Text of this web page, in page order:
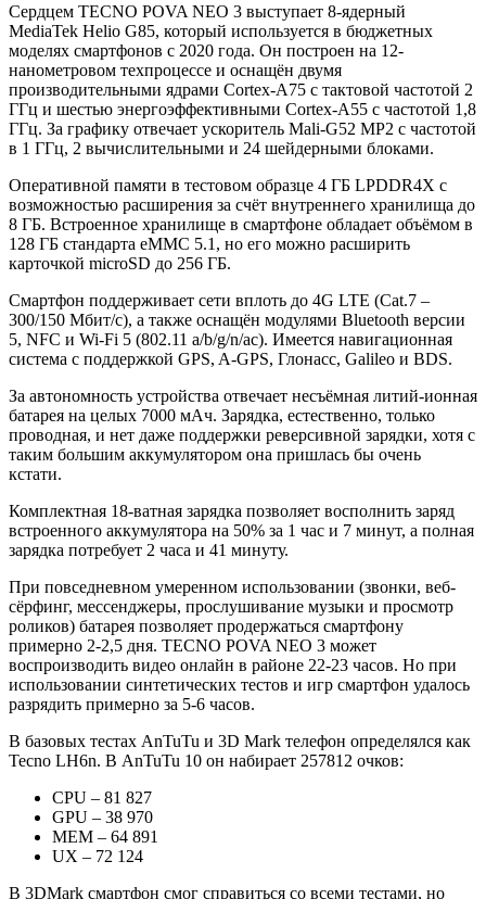
Сердцем TECNO POVA NEO 3 выступает 8-ядерный
MediaTek Helio G85, который используется в бюджетных
моделях смартфонов с 2020 года. Он построен на 12-
нанометровом техпроцессе и оснащён двумя
производительными ядрами Cortex-A75 с тактовой частотой 2
ГГц и шестью энергоэффективными Cortex-A55 с частотой 1,8
ГГц. За графику отвечает ускоритель Mali-G52 MP2 с частотой
в 1 ГГц, 2 вычислительными и 24 шейдерными блоками.
Оперативной памяти в тестовом образце 4 ГБ LPDDR4X с
возможностью расширения за счёт внутреннего хранилища до
8 ГБ. Встроенное хранилище в смартфоне обладает объёмом в
128 ГБ стандарта eMMC 5.1, но его можно расширить
карточкой microSD до 256 ГБ.
Смартфон поддерживает сети вплоть до 4G LTE (Сat.7 –
300/150 Мбит/с), а также оснащён модулями Bluetooth версии
5, NFC и Wi-Fi 5 (802.11 a/b/g/n/ac). Имеется навигационная
система с поддержкой GPS, A-GPS, Глонасс, Galileo и BDS.
За автономность устройства отвечает несъёмная литий-ионная
батарея на целых 7000 мАч. Зарядка, естественно, только
проводная, и нет даже поддержки реверсивной зарядки, хотя с
таким большим аккумулятором она пришлась бы очень
кстати.
Комплектная 18-ватная зарядка позволяет восполнить заряд
встроенного аккумулятора на 50% за 1 час и 7 минут, а полная
зарядка потребует 2 часа и 41 минуту.
При повседневном умеренном использовании (звонки, веб-
сёрфинг, мессенджеры, прослушивание музыки и просмотр
роликов) батарея позволяет продержаться смартфону
примерно 2-2,5 дня. TECNO POVA NEO 3 может
воспроизводить видео онлайн в районе 22-23 часов. Но при
использовании синтетических тестов и игр смартфон удалось
разрядить примерно за 5-6 часов.
В базовых тестах AnTuTu и 3D Mark телефон определялся как
Tecno LH6n. В AnTuTu 10 он набирает 257812 очков:
CPU – 81 827
GPU – 38 970
MEM – 64 891
UX – 72 124
В 3DMark смартфон смог справиться со всеми тестами, но